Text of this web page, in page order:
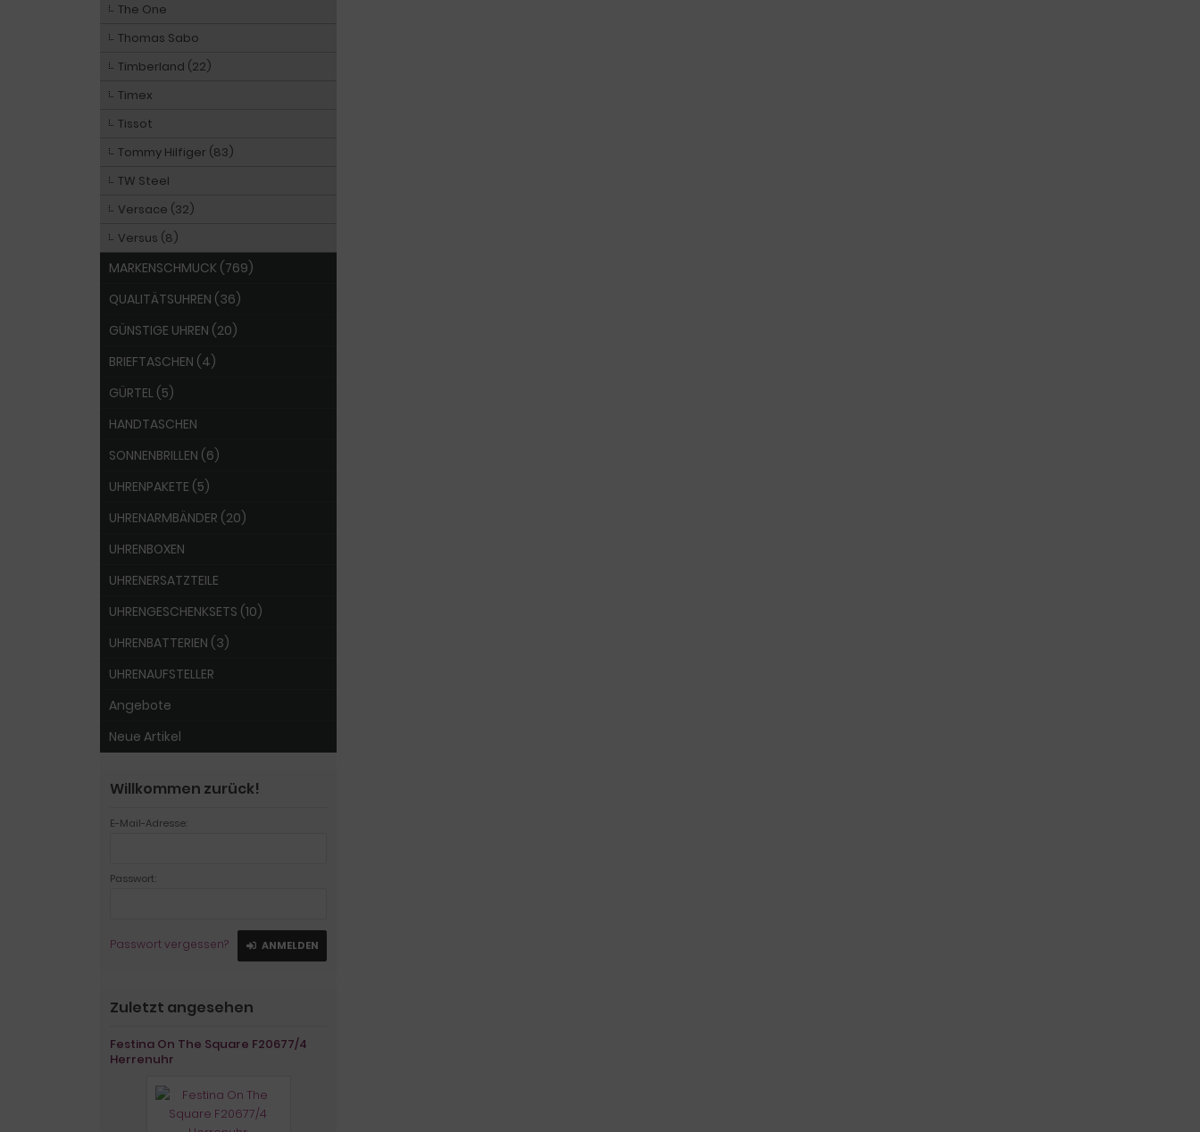
The One
Thomas Sabo
Timberland (22)
Timex
Tissot
Tommy Hilfiger (83)
TW Steel
Versace (32)
Versus (8)
MARKENSCHMUCK (769)
QUALITÄTSUHREN (36)
GÜNSTIGE UHREN (20)
BRIEFTASCHEN (4)
GÜRTEL (5)
HANDTASCHEN
SONNENBRILLEN (6)
UHRENPAKETE (5)
UHRENARMBÄNDER (20)
UHRENBOXEN
UHRENERSATZTEILE
UHRENGESCHENKSETS (10)
UHRENBATTERIEN (3)
UHRENAUFSTELLER
Angebote
Neue Artikel
Willkommen zurück!
E-Mail-Adresse:
Passwort:
Passwort vergessen? ANMELDEN
Zuletzt angesehen
Festina On The Square F20677/4
Herrenuhr